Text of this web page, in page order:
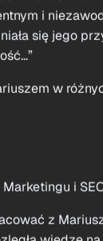
Manager
i
się jego
w